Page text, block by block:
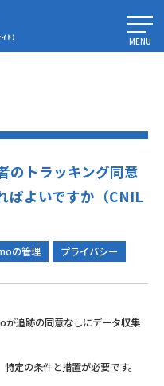
スの訪問者のトラッキング同意
CNIL免除）？
MENU
のトラッキング同意
ばよいですか（CNIL
の管理 プライバシー
追跡の同意なしにデータ収集
定の条件と措置が必要です。